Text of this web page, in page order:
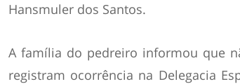
Hansmuler dos Santos.
A família do pedreiro informou que
registram ocorrência na Delegacia